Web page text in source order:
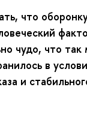
что
чудо, что так
в
и